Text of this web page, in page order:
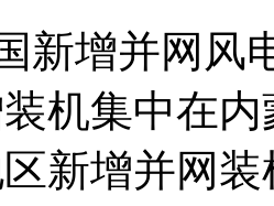
增并网风
装机集中在
新增并网